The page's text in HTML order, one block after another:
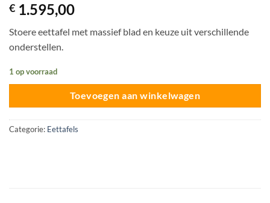
€ 1.595,00
Stoere eettafel met massief blad en keuze uit verschillende
onderstellen.
1 op voorraad
Toevoegen aan winkelwagen
Categorie: Eettafels